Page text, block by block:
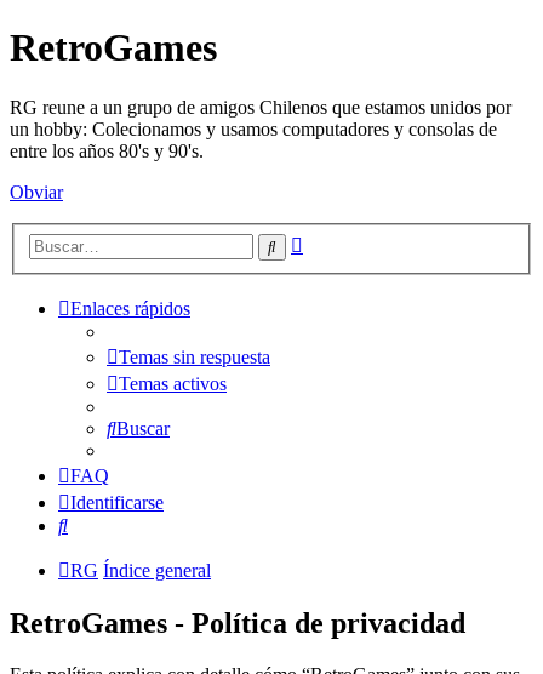
RetroGames
RG reune a un grupo de amigos Chilenos que estamos unidos por
un hobby: Colecionamos y usamos computadores y consolas de
entre los años 80's y 90's.
Obviar
Buscar
Enlaces rápidos
Temas sin respuesta
Temas activos
Buscar
FAQ
Identificarse
Buscar
RG Índice general
RetroGames - Política de privacidad